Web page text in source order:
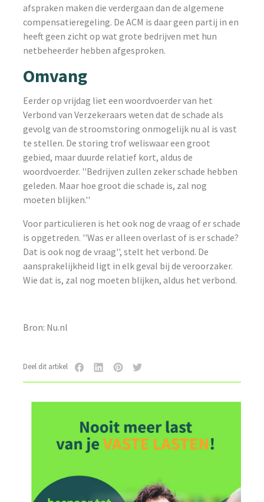
afspraken maken die verdergaan dan de algemene
compensatieregeling. De ACM is daar geen partij in en
heeft geen zicht op wat grote bedrijven met hun
netbeheerder hebben afgesproken.
Omvang
Eerder op vrijdag liet een woordvoerder van het
Verbond van Verzekeraars weten dat de schade als
gevolg van de stroomstoring onmogelijk nu al is vast
te stellen. De storing trof weliswaar een groot
gebied, maar duurde relatief kort, aldus de
woordvoerder. ''Bedrijven zullen zeker schade hebben
geleden. Maar hoe groot die schade is, zal nog
moeten blijken.''
Voor particulieren is het ook nog de vraag of er schade
is opgetreden. ''Was er alleen overlast of is er schade?
Dat is ook nog de vraag'', stelt het verbond. De
aansprakelijkheid ligt in elk geval bij de veroorzaker.
Wie dat is, zal nog moeten blijken, aldus het verbond.
Bron: Nu.nl
Deel dit artikel